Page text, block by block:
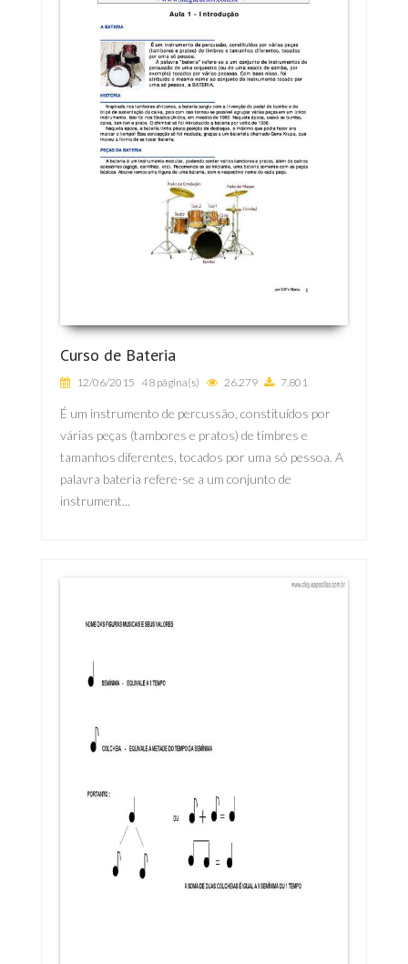
Curso de Bateria
12/06/2015 48 página(s) 26.279 7.801
É um instrumento de percussão, constituídos por
várias peças (tambores e pratos) de timbres e
tamanhos diferentes, tocados por uma só pessoa. A
palavra bateria refere-se a um conjunto de
instrument...